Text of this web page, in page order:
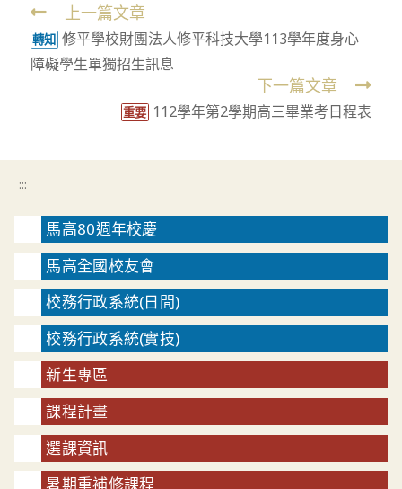
Read
more
articles
上一篇文章
轉知 修平學校財團法人修平科技大學113學年度身心
障礙學生單獨招生訊息
下一篇文章
重要 112學年第2學期高三畢業考日程表
:::
馬高80週年校慶
馬高全國校友會
校務行政系統(日間)
校務行政系統(實技)
新生專區
課程計畫
選課資訊
暑期重補修課程